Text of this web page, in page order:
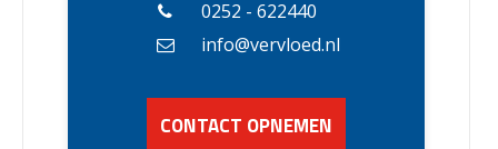
0252 - 622440
info@vervloed.nl
CONTACT OPNEMEN